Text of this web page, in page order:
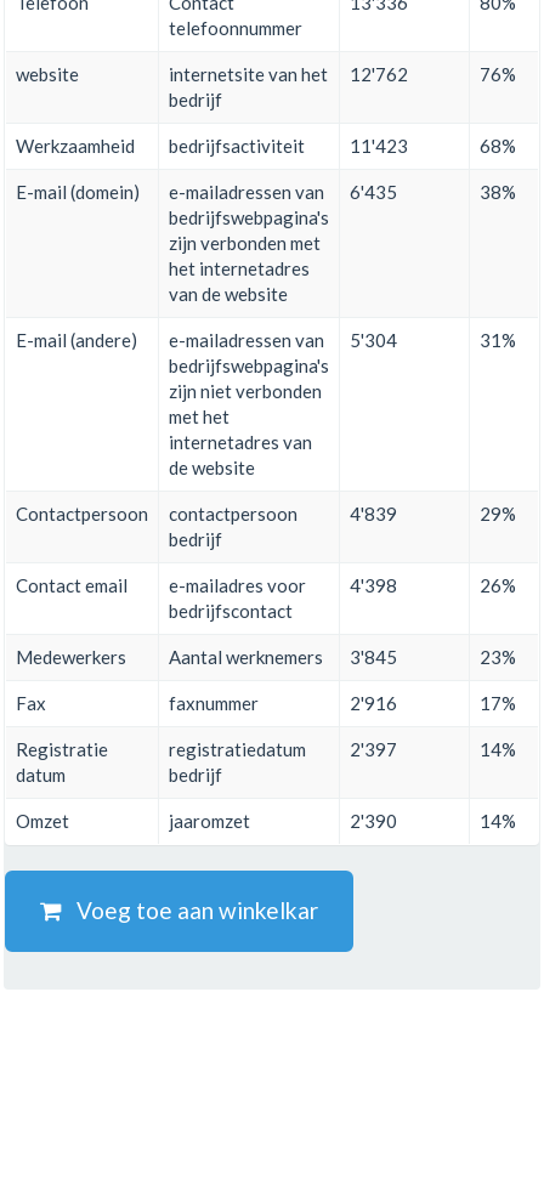
telefoonnummer
website
internetsite van het
bedrijf
12'762 76%
Werkzaamheid bedrijfsactiviteit 11'423 68%
E-mail (domein)
e-mailadressen van
bedrijfswebpagina's
zijn verbonden met
het internetadres
van de website
6'435 38%
E-mail (andere)
e-mailadressen van
bedrijfswebpagina's
zijn niet verbonden
met het
internetadres van
de website
5'304 31%
Contactpersoon
contactpersoon
bedrijf
4'839 29%
Contact email
e-mailadres voor
bedrijfscontact
4'398 26%
Medewerkers Aantal werknemers 3'845 23%
Fax faxnummer 2'916 17%
Registratie
datum
registratiedatum
bedrijf
2'397 14%
Omzet jaaromzet 2'390 14%
Voeg toe aan winkelkar